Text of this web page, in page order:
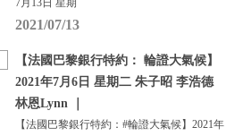
7月13日 星期
2021/07/13
【法國巴黎銀行特約： 輪證大氣候】
2021年7月6日 星期二 朱子昭 李浩德
林恩Lynn ｜
【法國巴黎銀行特約：#輪證大氣候】2021年